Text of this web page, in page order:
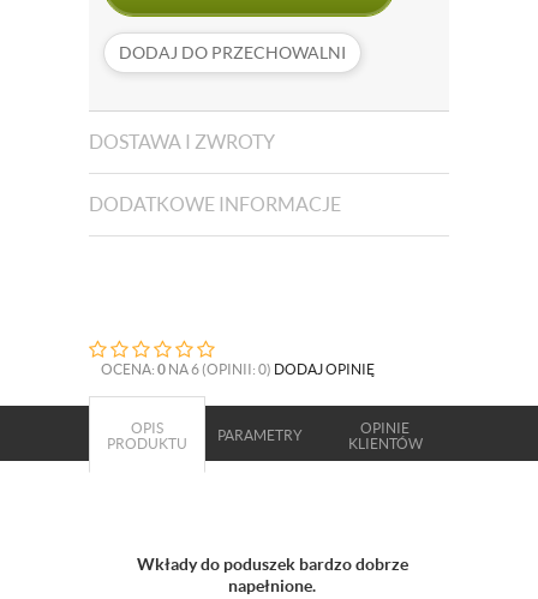
DODAJ DO PRZECHOWALNI
DOSTAWA I ZWROTY
DODATKOWE INFORMACJE
OCENA: 0 NA 6 (OPINII: 0) DODAJ OPINIĘ
OPIS
PRODUKTU
PARAMETRY
OPINIE
KLIENTÓW
Wkłady do poduszek bardzo dobrze
napełnione.